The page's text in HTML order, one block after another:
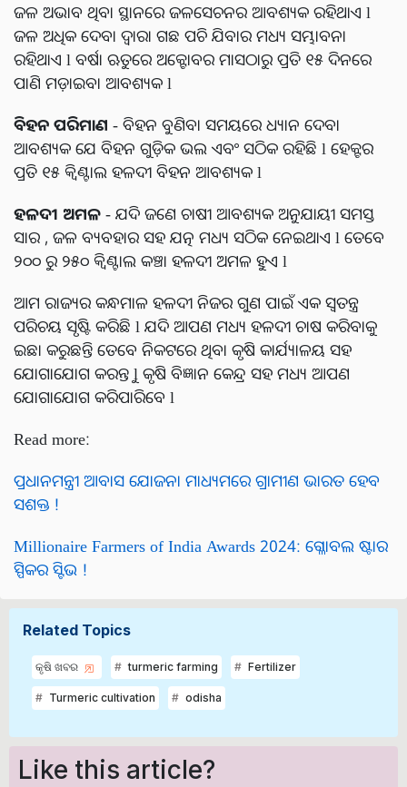
ଜଳ ଅଭାବ ଥିବା ସ୍ଥାନରେ ଜଳସେଚନର ଆବଶ୍ୟକ ରହିଥାଏ l
ଜଳ ଅଧିକ ଦେବା ଦ୍ୱାରା ଗଛ ପଚି ଯିବାର ମଧ୍ୟ ସମ୍ଭାବନା
ରହିଥାଏ l ବର୍ଷା ଋତୁରେ ଅକ୍ଟୋବର ମାସଠାରୁ ପ୍ରତି ୧୫ ଦିନରେ
ପାଣି ମଡ଼ାଇବା ଆବଶ୍ୟକ l
ବିହନ ପରିମାଣ - ବିହନ ବୁଣିବା ସମୟରେ ଧ୍ୟାନ ଦେବା
ଆବଶ୍ୟକ ଯେ ବିହନ ଗୁଡ଼ିକ ଭଲ ଏବଂ ସଠିକ ରହିଛି l ହେକ୍ଟର
ପ୍ରତି ୧୫ କ୍ୱିଣ୍ଟାଲ ହଳଦୀ ବିହନ ଆବଶ୍ୟକ l
ହଳଦୀ ଅମଳ - ଯଦି ଜଣେ ଚାଷୀ ଆବଶ୍ୟକ ଅନୁଯାୟୀ ସମସ୍ତ
ସାର , ଜଳ ବ୍ୟବହାର ସହ ଯତ୍ନ ମଧ୍ୟ ସଠିକ ନେଇଥାଏ l ତେବେ
୨୦୦ ରୁ ୨୫୦ କ୍ୱିଣ୍ଟାଲ କଞ୍ଚା ହଳଦୀ ଅମଳ ହୁଏ l
ଆମ ରାଜ୍ୟର କନ୍ଧମାଳ ହଳଦୀ ନିଜର ଗୁଣ ପାଇଁ ଏକ ସ୍ୱତନ୍ତ୍ର
ପରିଚୟ ସୃଷ୍ଟି କରିଛି l ଯଦି ଆପଣ ମଧ୍ୟ ହଳଦୀ ଚାଷ କରିବାକୁ
ଇଛା କରୁଛନ୍ତି ତେବେ ନିକଟରେ ଥିବା କୃଷି କାର୍ଯ୍ୟାଳୟ ସହ
ଯୋଗାଯୋଗ କରନ୍ତୁ l କୃଷି ବିଜ୍ଞାନ କେନ୍ଦ୍ର ସହ ମଧ୍ୟ ଆପଣ
ଯୋଗାଯୋଗ କରିପାରିବେ l
Read more:
ପ୍ରଧାନମନ୍ତ୍ରୀ ଆବାସ ଯୋଜନା ମାଧ୍ୟମରେ ଗ୍ରାମୀଣ ଭାରତ ହେବ
ସଶକ୍ତ !
Millionaire Farmers of India Awards 2024: ଗ୍ଳୋବଲ ଷ୍ଟାର
ସ୍ପିକର ସ୍ଟିଭ !
Related Topics
କୃଷି ଖବର turmeric farming Fertilizer
Turmeric cultivation odisha
Like this article?